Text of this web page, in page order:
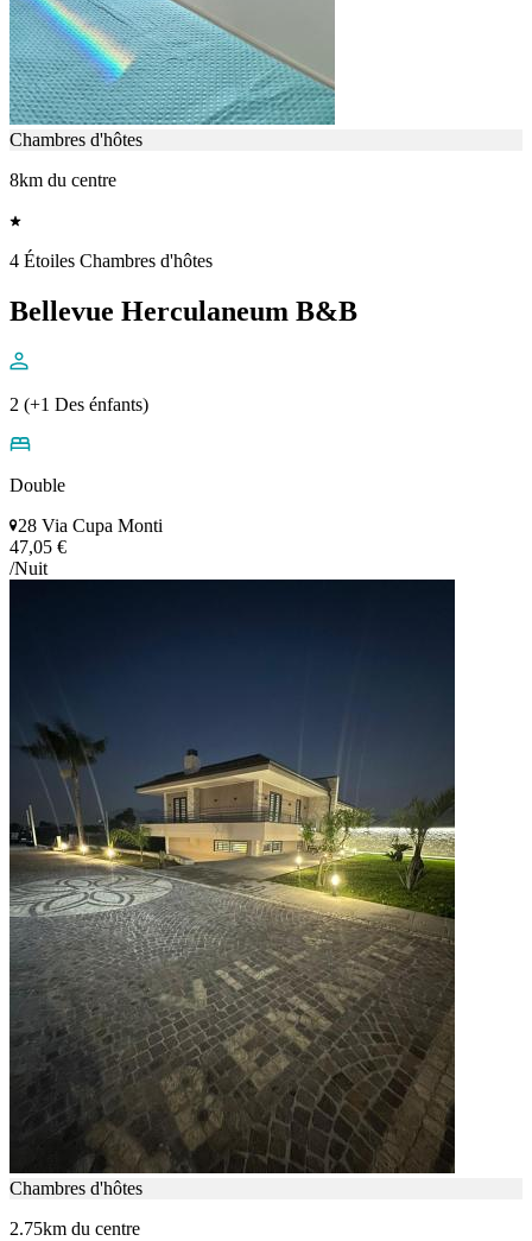
Chambres d'hôtes
8km du centre
4 Étoiles Chambres d'hôtes
Bellevue Herculaneum B&B
2 (+1 Des énfants)
Double
28 Via Cupa Monti
47,05 €
/Nuit
Chambres d'hôtes
2.75km du centre